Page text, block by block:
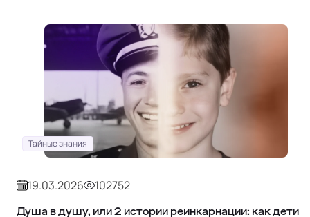
Тайные знания
19.03.2026 102752
Душа в душу, или 2 истории реинкарнации: как дети